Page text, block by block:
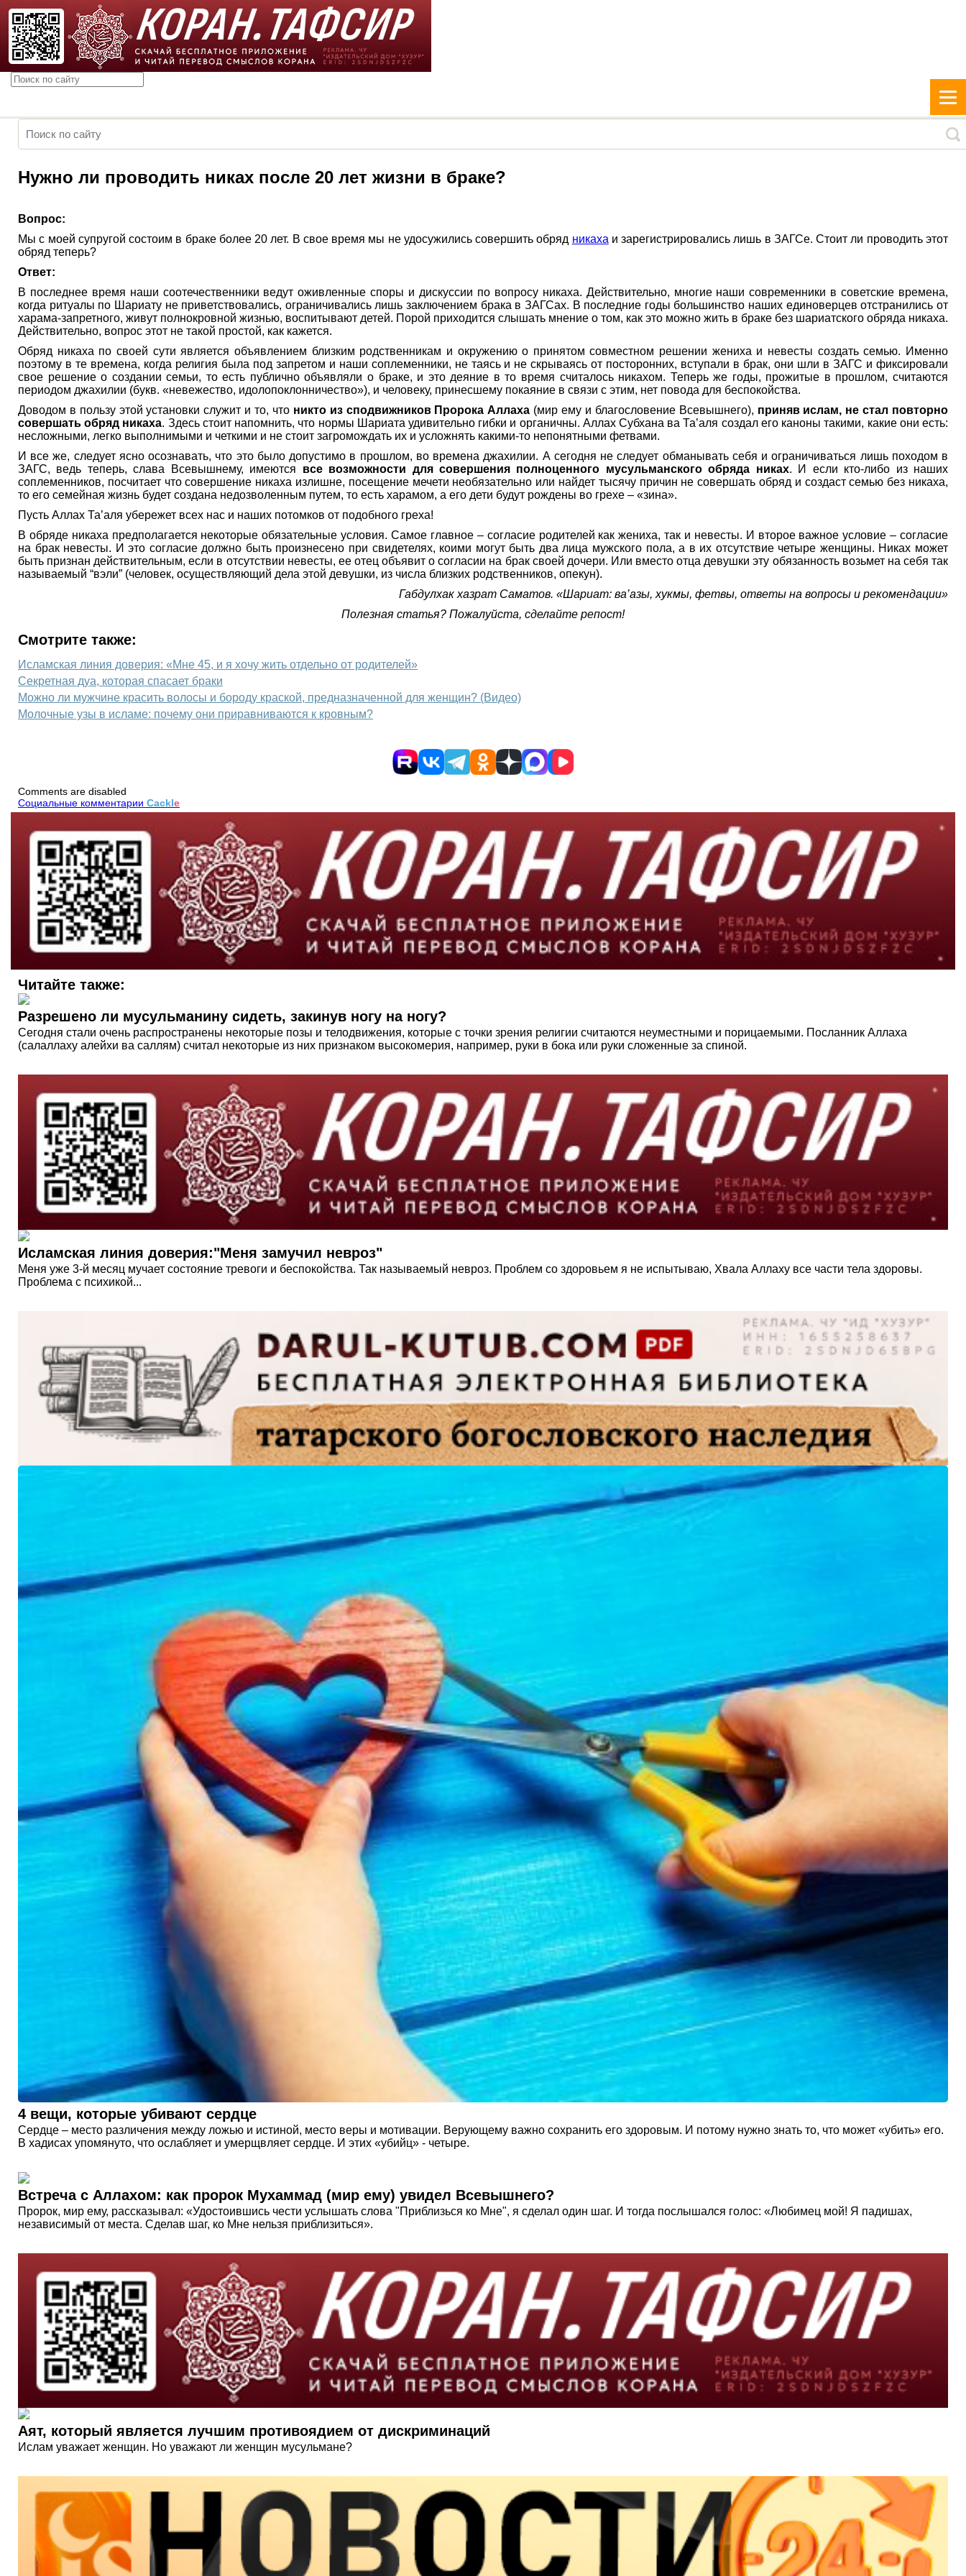
Нужно ли проводить никах после 20 лет жизни в браке?
Вопрос:
Мы с моей супругой состоим в браке более 20 лет. В свое время мы не удосужились совершить обряд никаха и зарегистрировались лишь в ЗАГСе. Стоит ли проводить этот
обряд теперь?
Ответ:
В последнее время наши соотечественники ведут оживленные споры и дискуссии по вопросу никаха. Действительно, многие наши современники в советские времена,
когда ритуалы по Шариату не приветствовались, ограничивались лишь заключением брака в ЗАГСах. В последние годы большинство наших единоверцев отстранились от
харама-запретного, живут полнокровной жизнью, воспитывают детей. Порой приходится слышать мнение о том, как это можно жить в браке без шариатского обряда никаха.
Действительно, вопрос этот не такой простой, как кажется.
Обряд никаха по своей сути является объявлением близким родственникам и окружению о принятом совместном решении жениха и невесты создать семью. Именно
поэтому в те времена, когда религия была под запретом и наши соплеменники, не таясь и не скрываясь от посторонних, вступали в брак, они шли в ЗАГС и фиксировали
свое решение о создании семьи, то есть публично объявляли о браке, и это деяние в то время считалось никахом. Теперь же годы, прожитые в прошлом, считаются
периодом джахилии (букв. «невежество, идолопоклонничество»), и человеку, принесшему покаяние в связи с этим, нет повода для беспокойства.
Доводом в пользу этой установки служит и то, что никто из сподвижников Пророка Аллаха (мир ему и благословение Всевышнего), приняв ислам, не стал повторно
совершать обряд никаха. Здесь стоит напомнить, что нормы Шариата удивительно гибки и органичны. Аллах Субхана ва Та’аля создал его каноны такими, какие они есть:
несложными, легко выполнимыми и четкими и не стоит загромождать их и усложнять какими-то непонятными фетвами.
И все же, следует ясно осознавать, что это было допустимо в прошлом, во времена джахилии. А сегодня не следует обманывать себя и ограничиваться лишь походом в
ЗАГС, ведь теперь, слава Всевышнему, имеются все возможности для совершения полноценного мусульманского обряда никах. И если кто-либо из наших
соплеменников, посчитает что совершение никаха излишне, посещение мечети необязательно или найдет тысячу причин не совершать обряд и создаст семью без никаха,
то его семейная жизнь будет создана недозволенным путем, то есть харамом, а его дети будут рождены во грехе – «зина».
Пусть Аллах Та’аля убережет всех нас и наших потомков от подобного греха!
В обряде никаха предполагается некоторые обязательные условия. Самое главное – согласие родителей как жениха, так и невесты. И второе важное условие – согласие
на брак невесты. И это согласие должно быть произнесено при свидетелях, коими могут быть два лица мужского пола, а в их отсутствие четыре женщины. Никах может
быть признан действительным, если в отсутствии невесты, ее отец объявит о согласии на брак своей дочери. Или вместо отца девушки эту обязанность возьмет на себя так
называемый “вэли” (человек, осуществляющий дела этой девушки, из числа близких родственников, опекун).
Габдулхак хазрат Саматов. «Шариат: ва’азы, хукмы, фетвы, ответы на вопросы и рекомендации»
Полезная статья? Пожалуйста, сделайте репост!
Смотрите также:
Исламская линия доверия: «Мне 45, и я хочу жить отдельно от родителей»
Секретная дуа, которая спасает браки
Можно ли мужчине красить волосы и бороду краской, предназначенной для женщин? (Видео)
Молочные узы в исламе: почему они приравниваются к кровным?
Comments are disabled
Социальные комментарии Cackle
Читайте также:
Разрешено ли мусульманину сидеть, закинув ногу на ногу?
Сегодня стали очень распространены некоторые позы и телодвижения, которые с точки зрения религии считаются неуместными и порицаемыми. Посланник Аллаха
(салаллаху алейхи ва саллям) считал некоторые из них признаком высокомерия, например, руки в бока или руки сложенные за спиной.
Исламская линия доверия:"Меня замучил невроз"
Меня уже 3-й месяц мучает состояние тревоги и беспокойства. Так называемый невроз. Проблем со здоровьем я не испытываю, Хвала Аллаху все части тела здоровы.
Проблема с психикой...
4 вещи, которые убивают сердце
Сердце – место различения между ложью и истиной, место веры и мотивации. Верующему важно сохранить его здоровым. И потому нужно знать то, что может «убить» его.
В хадисах упомянуто, что ослабляет и умерщвляет сердце. И этих «убийц» - четыре.
Встреча с Аллахом: как пророк Мухаммад (мир ему) увидел Всевышнего?
Пророк, мир ему, рассказывал: «Удостоившись чести услышать слова "Приблизься ко Мне", я сделал один шаг. И тогда послышался голос: «Любимец мой! Я падишах,
независимый от места. Сделав шаг, ко Мне нельзя приблизиться».
Аят, который является лучшим противоядием от дискриминаций
Ислам уважает женщин. Но уважают ли женщин мусульмане?